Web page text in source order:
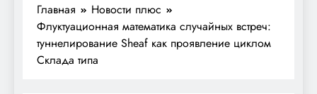
Главная
Новости плюс
Флуктуационная математика случайных встреч:
туннелирование Sheaf как проявление циклом
Склада типа